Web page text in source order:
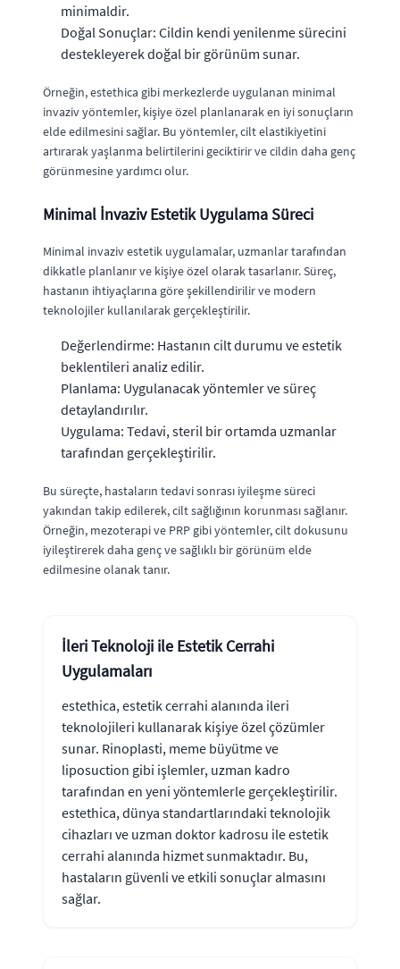
minimaldir.
Doğal Sonuçlar: Cildin kendi yenilenme sürecini
destekleyerek doğal bir görünüm sunar.
Örneğin, estethica gibi merkezlerde uygulanan minimal
invaziv yöntemler, kişiye özel planlanarak en iyi sonuçların
elde edilmesini sağlar. Bu yöntemler, cilt elastikiyetini
artırarak yaşlanma belirtilerini geciktirir ve cildin daha genç
görünmesine yardımcı olur.
Minimal İnvaziv Estetik Uygulama Süreci
Minimal invaziv estetik uygulamalar, uzmanlar tarafından
dikkatle planlanır ve kişiye özel olarak tasarlanır. Süreç,
hastanın ihtiyaçlarına göre şekillendirilir ve modern
teknolojiler kullanılarak gerçekleştirilir.
Değerlendirme: Hastanın cilt durumu ve estetik
beklentileri analiz edilir.
Planlama: Uygulanacak yöntemler ve süreç
detaylandırılır.
Uygulama: Tedavi, steril bir ortamda uzmanlar
tarafından gerçekleştirilir.
Bu süreçte, hastaların tedavi sonrası iyileşme süreci
yakından takip edilerek, cilt sağlığının korunması sağlanır.
Örneğin, mezoterapi ve PRP gibi yöntemler, cilt dokusunu
iyileştirerek daha genç ve sağlıklı bir görünüm elde
edilmesine olanak tanır.
İleri Teknoloji ile Estetik Cerrahi
Uygulamaları
estethica, estetik cerrahi alanında ileri
teknolojileri kullanarak kişiye özel çözümler
sunar. Rinoplasti, meme büyütme ve
liposuction gibi işlemler, uzman kadro
tarafından en yeni yöntemlerle gerçekleştirilir.
estethica, dünya standartlarındaki teknolojik
cihazları ve uzman doktor kadrosu ile estetik
cerrahi alanında hizmet sunmaktadır. Bu,
hastaların güvenli ve etkili sonuçlar almasını
sağlar.